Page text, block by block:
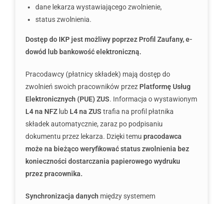
dane lekarza wystawiającego zwolnienie,
status zwolnienia.
Dostęp do IKP jest możliwy poprzez Profil Zaufany, e-
dowód lub bankowość elektroniczną.
Pracodawcy (płatnicy składek) mają dostęp do
zwolnień swoich pracowników przez Platformę Usług
Elektronicznych (PUE) ZUS. Informacja o wystawionym
L4 na NFZ lub L4 na ZUS trafia na profil płatnika
składek automatycznie, zaraz po podpisaniu
dokumentu przez lekarza. Dzięki temu pracodawca
może na bieżąco weryfikować status zwolnienia bez
konieczności dostarczania papierowego wydruku
przez pracownika.
Synchronizacja danych między systemem